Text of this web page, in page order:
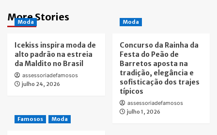
More Stories
Moda
Icekiss inspira moda de
alto padrão na estreia
da Maldito no Brasil
assessoriadefamosos
julho 24, 2026
Moda
Concurso da Rainha da
Festa do Peão de
Barretos aposta na
tradição, elegância e
sofisticação dos trajes
típicos
assessoriadefamosos
julho 1, 2026
Famosos
Moda